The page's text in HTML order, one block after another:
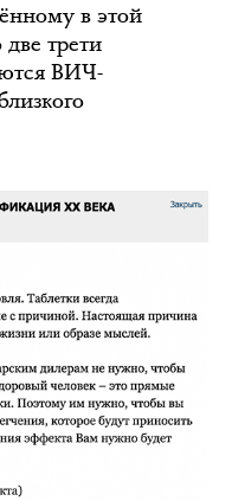
в этой
трети
ВИЧ-